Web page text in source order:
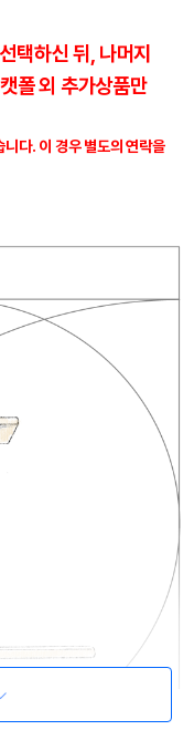
택하신 뒤, 나머지
폴 외 추가상품만
다. 이 경우 별도의 연락을